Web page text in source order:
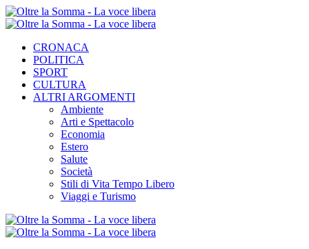
CRONACA
POLITICA
SPORT
CULTURA
ALTRI ARGOMENTI
Ambiente
Arti e Spettacolo
Economia
Estero
Salute
Società
Stili di Vita Tempo Libero
Viaggi e Turismo